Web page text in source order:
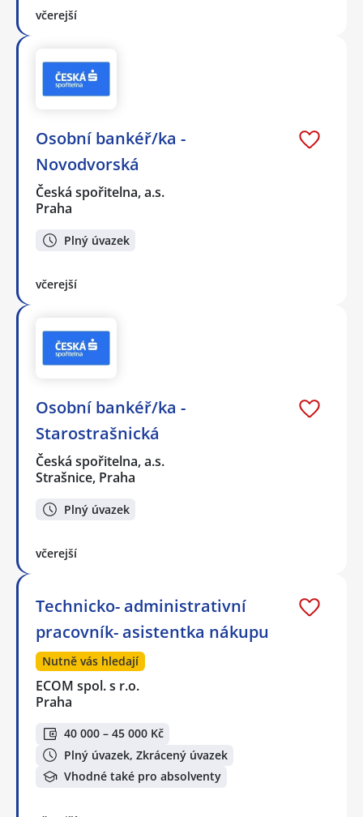
včerejší
Osobní bankéř/ka -
Novodvorská
Česká spořitelna, a.s.
Praha
Plný úvazek
včerejší
Osobní bankéř/ka -
Starostrašnická
Česká spořitelna, a.s.
Strašnice, Praha
Plný úvazek
včerejší
Technicko- administrativní
pracovník- asistentka nákupu
Nutně vás hledají
ECOM spol. s r.o.
Praha
40 000 – 45 000 Kč
Plný úvazek, Zkrácený úvazek
Vhodné také pro absolventy